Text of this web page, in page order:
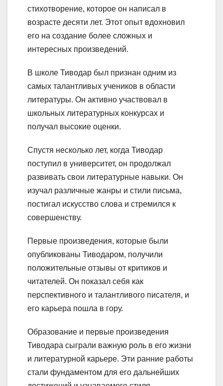
стихотворение, которое он написал в
возрасте десяти лет. Этот опыт вдохновил
его на создание более сложных и
интересных произведений.
В школе Тиводар был признан одним из
самых талантливых учеников в области
литературы. Он активно участвовал в
школьных литературных конкурсах и
получал высокие оценки.
Спустя несколько лет, когда Тиводар
поступил в университет, он продолжал
развивать свои литературные навыки. Он
изучал различные жанры и стили письма,
постигал искусство слова и стремился к
совершенству.
Первые произведения, которые были
опубликованы Тиводаром, получили
положительные отзывы от критиков и
читателей. Он показал себя как
перспективного и талантливого писателя, и
его карьера пошла в гору.
Образование и первые произведения
Тиводара сыграли важную роль в его жизни
и литературной карьере. Эти ранние работы
стали фундаментом для его дальнейших